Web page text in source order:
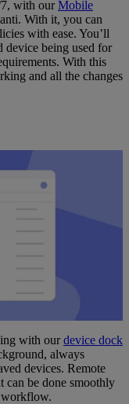
7, with ourMobile
With it, you can
with ease. You’ll
being used for
With this
and all the changes
with ourdevice dock
always
devices. Remote
can be done smoothly